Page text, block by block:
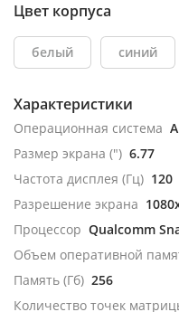
Цвет корпуса
белый синий
Характеристики
Операционная система
Размер экрана (") 6.77
Частота дисплея (Гц) 120
Разрешение экрана
Процессор Qualcomm
Объем оперативной
Память (Гб) 256
Количество точек